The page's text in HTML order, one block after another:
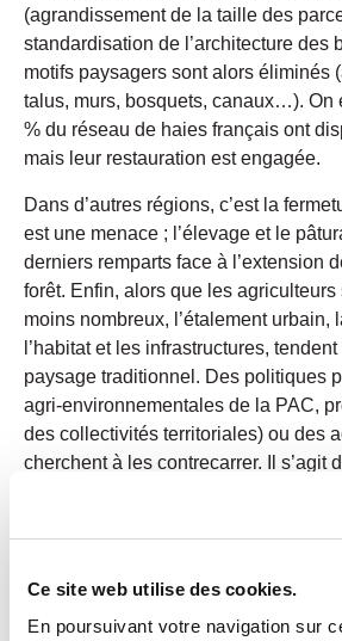
Ce site web utilise des cookies.
En poursuivant votre navigation sur
(agrandissement de la taille des
standardisation de l’architecture des
motifs paysagers sont alors éliminés
talus, murs, bosquets, canaux…). On
% du réseau de haies français ont
mais leur restauration est engagée.
Dans d’autres régions, c’est la
est une menace ; l’élevage et le
derniers remparts face à l’extension
forêt. Enfin, alors que les agriculteurs
moins nombreux, l’étalement urbain,
l’habitat et les infrastructures,
paysage traditionnel. Des politiques
agri-environnementales de la PAC,
des collectivités territoriales) ou des
cherchent à les contrecarrer. Il s’agit
pour freiner la fermeture des
systèmes de production plus
l’urbanisation ou améliorer la qualité